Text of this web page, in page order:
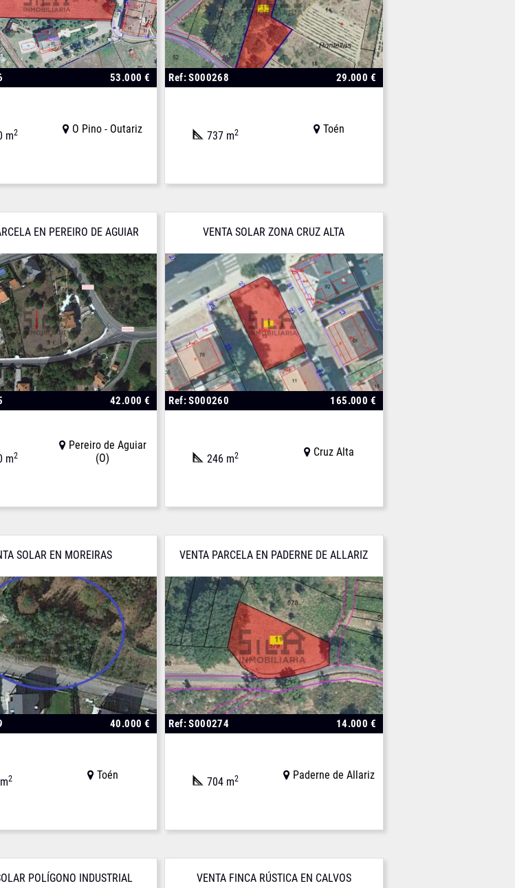
53.000 €
m2 O Pino - Outariz
Ref: S000268 29.000 €
737 m2 Toén
EN PEREIRO DE AGUIAR
42.000 €
m2
Pereiro de Aguiar
(O)
VENTA SOLAR ZONA CRUZ ALTA
Ref: S000260 165.000 €
246 m2 Cruz Alta
SOLAR EN MOREIRAS
40.000 €
2 Toén
VENTA PARCELA EN PADERNE DE ALLARIZ
Ref: S000274 14.000 €
704 m2 Paderne de Allariz
POLÍGONO INDUSTRIAL VENTA FINCA RÚSTICA EN CALVOS